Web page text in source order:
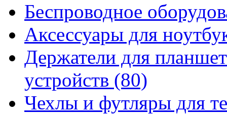
Беспроводное
Аксессуары для
Держатели для
устройств (80)
Чехлы и футляры для